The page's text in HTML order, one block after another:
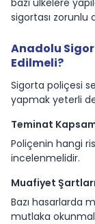
sigortası zorunlu
Anadolu
Edilmeli?
Sigorta poliçesi
yapmak yeterli
Teminat
Poliçenin hangi
incelenmelidir.
Muafiyet Şartları
Bazı hasarlarda
mutlaka